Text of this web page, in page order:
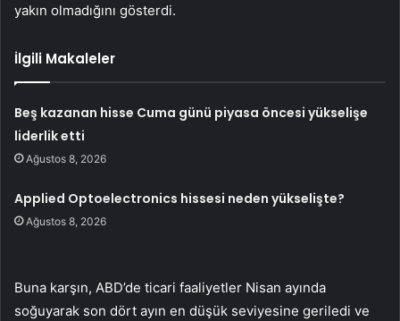
yakın olmadığını gösterdi.
İlgili Makaleler
Beş kazanan hisse Cuma günü piyasa öncesi yükselişe
liderlik etti
Ağustos 8, 2026
Applied Optoelectronics hissesi neden yükselişte?
Ağustos 8, 2026
Buna karşın, ABD’de ticari faaliyetler Nisan ayında
soğuyarak son dört ayın en düşük seviyesine geriledi ve